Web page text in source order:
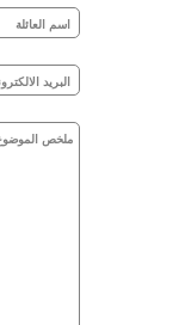
حضانات وروضات
يحصل على كافة
قطر . بالاضافة الى
دليل الحضانات فى